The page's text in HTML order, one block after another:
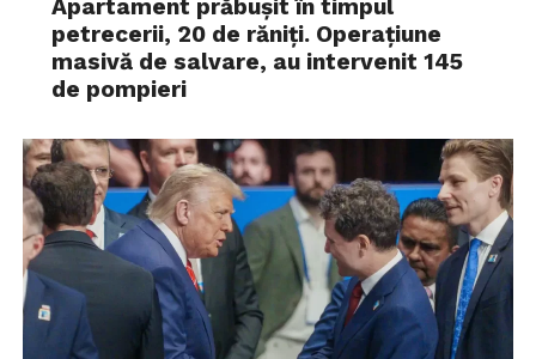
Apartament prăbușit în timpul
petrecerii, 20 de răniți. Operațiune
masivă de salvare, au intervenit 145
de pompieri